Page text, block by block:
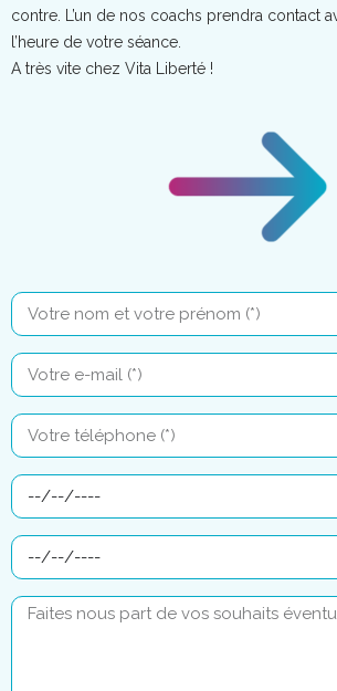
contre. L’un de nos coachs prendra contact
l’heure de votre séance.
A très vite chez Vita Liberté !